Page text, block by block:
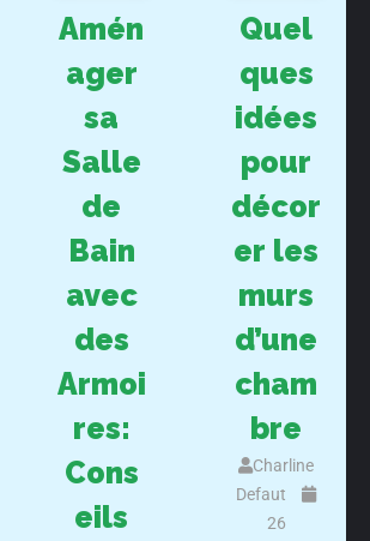
Amén
ager
sa
Salle
de
Bain
avec
des
Armoi
res:
Cons
eils
Quel
ques
idées
pour
décor
er les
murs
d’une
cham
bre
Charline
Defaut
26